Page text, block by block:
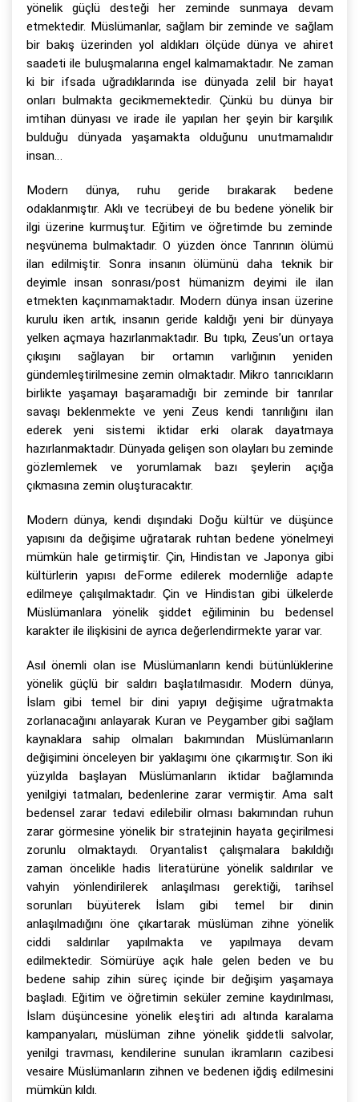
yönelik güçlü desteği her zeminde sunmaya devam
etmektedir. Müslümanlar, sağlam bir zeminde ve sağlam
bir bakış üzerinden yol aldıkları ölçüde dünya ve ahiret
saadeti ile buluşmalarına engel kalmamaktadır. Ne zaman
ki bir ifsada uğradıklarında ise dünyada zelil bir hayat
onları bulmakta gecikmemektedir. Çünkü bu dünya bir
imtihan dünyası ve irade ile yapılan her şeyin bir karşılık
bulduğu dünyada yaşamakta olduğunu unutmamalıdır
insan…
Modern dünya, ruhu geride bırakarak bedene
odaklanmıştır. Aklı ve tecrübeyi de bu bedene yönelik bir
ilgi üzerine kurmuştur. Eğitim ve öğretimde bu zeminde
neşvünema bulmaktadır. O yüzden önce Tanrının ölümü
ilan edilmiştir. Sonra insanın ölümünü daha teknik bir
deyimle insan sonrası/post hümanizm deyimi ile ilan
etmekten kaçınmamaktadır. Modern dünya insan üzerine
kurulu iken artık, insanın geride kaldığı yeni bir dünyaya
yelken açmaya hazırlanmaktadır. Bu tıpkı, Zeus’un ortaya
çıkışını sağlayan bir ortamın varlığının yeniden
gündemleştirilmesine zemin olmaktadır. Mikro tanrıcıkların
birlikte yaşamayı başaramadığı bir zeminde bir tanrılar
savaşı beklenmekte ve yeni Zeus kendi tanrılığını ilan
ederek yeni sistemi iktidar erki olarak dayatmaya
hazırlanmaktadır. Dünyada gelişen son olayları bu zeminde
gözlemlemek ve yorumlamak bazı şeylerin açığa
çıkmasına zemin oluşturacaktır.
Modern dünya, kendi dışındaki Doğu kültür ve düşünce
yapısını da değişime uğratarak ruhtan bedene yönelmeyi
mümkün hale getirmiştir. Çin, Hindistan ve Japonya gibi
kültürlerin yapısı deForme edilerek modernliğe adapte
edilmeye çalışılmaktadır. Çin ve Hindistan gibi ülkelerde
Müslümanlara yönelik şiddet eğiliminin bu bedensel
karakter ile ilişkisini de ayrıca değerlendirmekte yarar var.
Asıl önemli olan ise Müslümanların kendi bütünlüklerine
yönelik güçlü bir saldırı başlatılmasıdır. Modern dünya,
İslam gibi temel bir dini yapıyı değişime uğratmakta
zorlanacağını anlayarak Kuran ve Peygamber gibi sağlam
kaynaklara sahip olmaları bakımından Müslümanların
değişimini önceleyen bir yaklaşımı öne çıkarmıştır. Son iki
yüzyılda başlayan Müslümanların iktidar bağlamında
yenilgiyi tatmaları, bedenlerine zarar vermiştir. Ama salt
bedensel zarar tedavi edilebilir olması bakımından ruhun
zarar görmesine yönelik bir stratejinin hayata geçirilmesi
zorunlu olmaktaydı. Oryantalist çalışmalara bakıldığı
zaman öncelikle hadis literatürüne yönelik saldırılar ve
vahyin yönlendirilerek anlaşılması gerektiği, tarihsel
sorunları büyüterek İslam gibi temel bir dinin
anlaşılmadığını öne çıkartarak müslüman zihne yönelik
ciddi saldırılar yapılmakta ve yapılmaya devam
edilmektedir. Sömürüye açık hale gelen beden ve bu
bedene sahip zihin süreç içinde bir değişim yaşamaya
başladı. Eğitim ve öğretimin seküler zemine kaydırılması,
İslam düşüncesine yönelik eleştiri adı altında karalama
kampanyaları, müslüman zihne yönelik şiddetli salvolar,
yenilgi travması, kendilerine sunulan ikramların cazibesi
vesaire Müslümanların zihnen ve bedenen iğdiş edilmesini
mümkün kıldı.